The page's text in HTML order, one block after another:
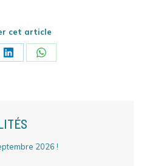
cet article
Share Share
2026 !